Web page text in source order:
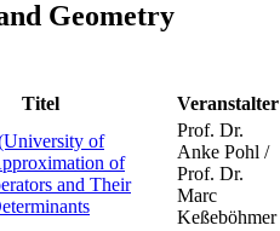
Geometry
Titel Veranstalter
of
of
and Their
Prof. Dr.
Anke Pohl /
Prof. Dr.
Marc
Keßeböhmer